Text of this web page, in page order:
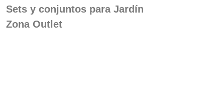
Sets y conjuntos para Jardín
Zona Outlet